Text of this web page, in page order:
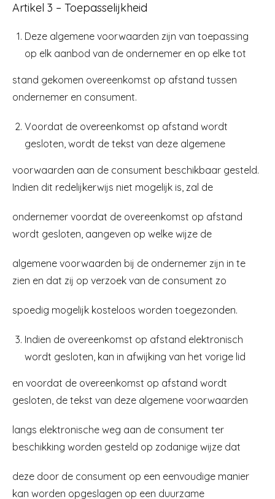
Artikel 3 – Toepasselijkheid
Deze algemene voorwaarden zijn van toepassing
op elk aanbod van de ondernemer en op elke tot
stand gekomen overeenkomst op afstand tussen
ondernemer en consument.
Voordat de overeenkomst op afstand wordt
gesloten, wordt de tekst van deze algemene
voorwaarden aan de consument beschikbaar gesteld.
Indien dit redelijkerwijs niet mogelijk is, zal de
ondernemer voordat de overeenkomst op afstand
wordt gesloten, aangeven op welke wijze de
algemene voorwaarden bij de ondernemer zijn in te
zien en dat zij op verzoek van de consument zo
spoedig mogelijk kosteloos worden toegezonden.
Indien de overeenkomst op afstand elektronisch
wordt gesloten, kan in afwijking van het vorige lid
en voordat de overeenkomst op afstand wordt
gesloten, de tekst van deze algemene voorwaarden
langs elektronische weg aan de consument ter
beschikking worden gesteld op zodanige wijze dat
deze door de consument op een eenvoudige manier
kan worden opgeslagen op een duurzame